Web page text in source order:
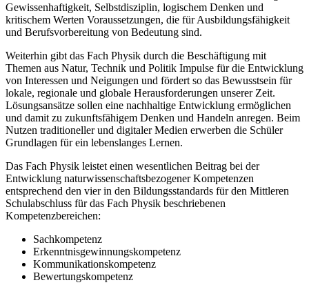
Gewissenhaftigkeit, Selbstdisziplin, logischem Denken und
kritischem Werten Voraussetzungen, die für Ausbildungsfähigkeit
und Berufsvorbereitung von Bedeutung sind.
Weiterhin gibt das Fach Physik durch die Beschäftigung mit
Themen aus Natur, Technik und Politik Impulse für die Entwicklung
von Interessen und Neigungen und fördert so das Bewusstsein für
lokale, regionale und globale Herausforderungen unserer Zeit.
Lösungsansätze sollen eine nachhaltige Entwicklung ermöglichen
und damit zu zukunftsfähigem Denken und Handeln anregen. Beim
Nutzen traditioneller und digitaler Medien erwerben die Schüler
Grundlagen für ein lebenslanges Lernen.
Das Fach Physik leistet einen wesentlichen Beitrag bei der
Entwicklung naturwissenschaftsbezogener Kompetenzen
entsprechend den vier in den Bildungsstandards für den Mittleren
Schulabschluss für das Fach Physik beschriebenen
Kompetenzbereichen:
Sachkompetenz
Erkenntnisgewinnungskompetenz
Kommunikationskompetenz
Bewertungskompetenz